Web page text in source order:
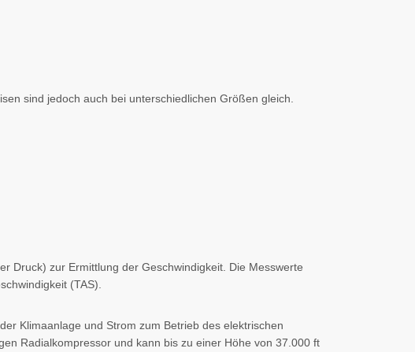
sind jedoch auch bei unterschiedlichen Größen gleich.
Druck) zur Ermittlung der Geschwindigkeit. Die Messwerte
(TAS).
Klimaanlage und Strom zum Betrieb des elektrischen
Radialkompressor und kann bis zu einer Höhe von 37.000 ft